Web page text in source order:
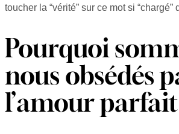
toucher la “vérité” sur ce mot si “chargé”
Pourquoi
nous obsédés
l’amour parfait